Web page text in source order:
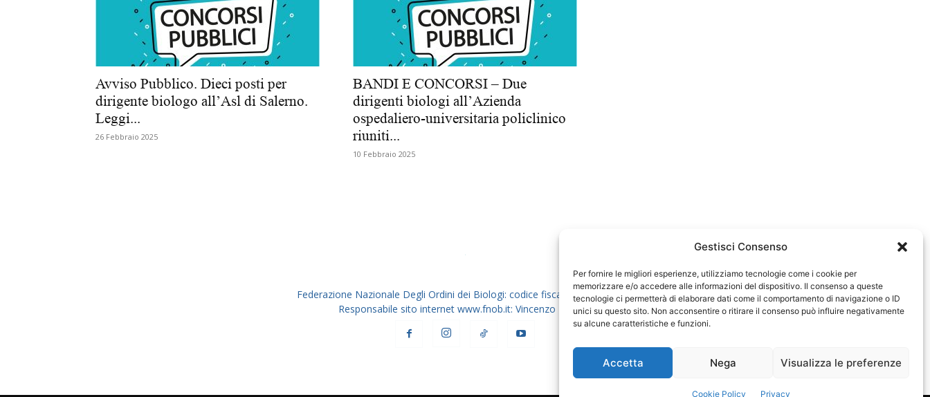
Gestisci Consenso
Per fornire le migliori esperienze, utilizziamo tecnologie come i cookie per
memorizzare e/o accedere alle informazioni del dispositivo. Il consenso a queste
tecnologie ci permetterà di elaborare dati come il comportamento di navigazione o ID
unici su questo sito. Non acconsentire o ritirare il consenso può influire negativamente
su alcune caratteristiche e funzioni.
Accetta Nega Visualizza le preferenze
Cookie Policy Privacy
dei
Biologi
Avviso Pubblico. Dieci posti per
dirigente biologo all’Asl di Salerno.
Leggi...
26 Febbraio 2025
BANDI E CONCORSI – Due
dirigenti biologi all’Azienda
ospedaliero-universitaria policlinico
riuniti...
10 Febbraio 2025
Federazione Nazionale Degli Ordini dei Biologi: codice fiscale 80069130583
Responsabile sito internet www.fnob.it: Vincenzo D'Anna